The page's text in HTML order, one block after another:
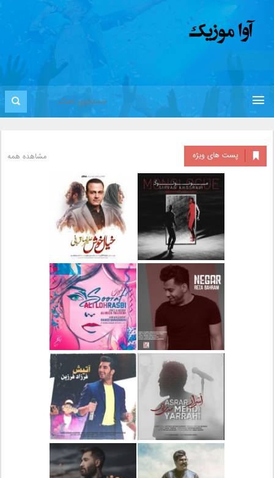
پست های ویژه مشاهده همه
دانلود آلبوم جدید سیروان
خسروی بنام مونولوگ
دانلود آهنگ جدید علیرضا
قربانی بنام خیال خوش
دانلود آهنگ جدید رضا
بهرام بنام نگار
دانلود آهنگ جدید علی
لهراسبی بنام صورت
دانلود آهنگ جدید مهدی
یراحی بنام اسرار
دانلود آهنگ جدید فرزاد
فرزین بنام آتیش